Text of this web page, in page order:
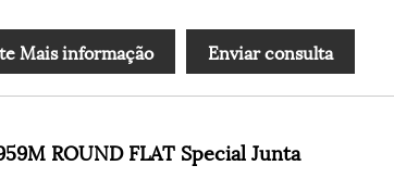
Mais informação Enviar consulta
ROUND FLAT Special Junta